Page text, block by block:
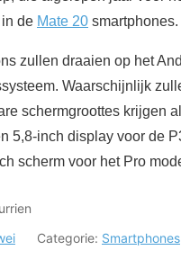
de Mate 20 smartphones.
zullen draaien op het
Waarschijnlijk
schermgroottes krijgen
5,8-inch display voor de
scherm voor het Pro
Categorie: Smartphones